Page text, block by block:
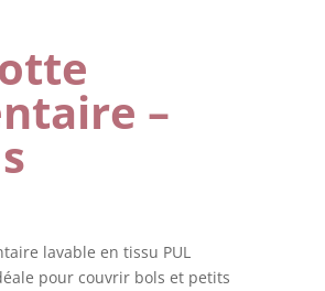
–
lavable en tissu PUL
pour couvrir bols et petits